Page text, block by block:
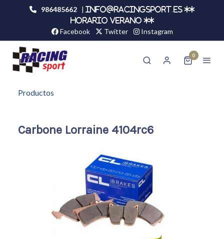
986485662 |
info@racingsport.es **
HORARIO VERANO **
Facebook Twitter Instagram
0
Productos
Carbone Lorraine 4104rc6